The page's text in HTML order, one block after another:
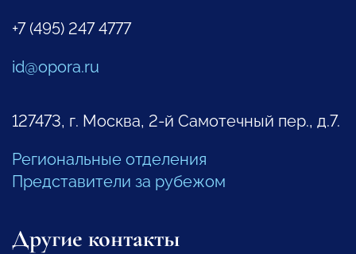
+7 (495) 247 4777
id@opora.ru
127473, г. Москва, 2-й Самотечный пер., д.7.
Региональные отделения
Представители за рубежом
Другие контакты